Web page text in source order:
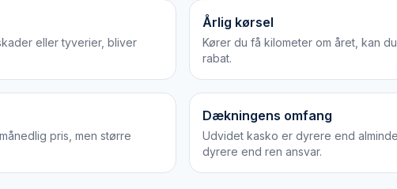
eller tyverier, bliver
Årlig kørsel
Kører du få kilometer om året, kan
rabat.
pris, men større
Dækningens omfang
Udvidet kasko er dyrere end
dyrere end ren ansvar.